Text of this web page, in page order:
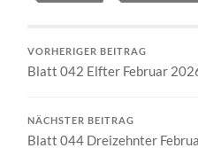
VORHERIGER BEITRAG
Blatt 042 Elfter Februar
NÄCHSTER BEITRAG
Blatt 044 Dreizehnter